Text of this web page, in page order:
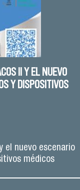
II Y EL NUEVO
Y DISPOSITIVOS
el nuevo escenario
médicos